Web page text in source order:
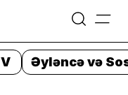
=
Əyləncə və